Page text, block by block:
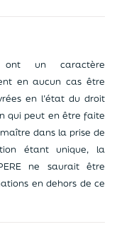
ont un caractère
en aucun cas être
en l’état du droit
qui peut en être faite
dans la prise de
étant unique, la
ne saurait être
en dehors de ce